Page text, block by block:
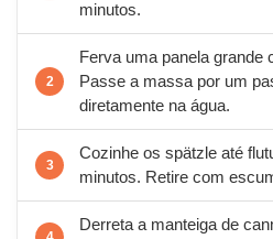
minutos.
Ferva uma panela grande
Passe a massa por um
diretamente na água.
Cozinhe os spätzle até
minutos. Retire com
Derreta a manteiga de